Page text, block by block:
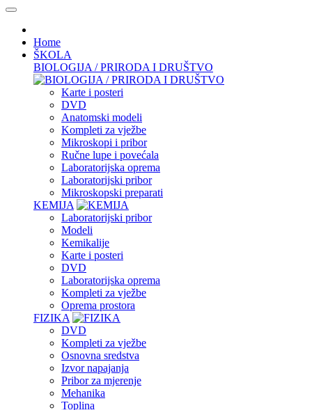
Home
ŠKOLA
BIOLOGIJA / PRIRODA I DRUŠTVO
Karte i posteri
DVD
Anatomski modeli
Kompleti za vježbe
Mikroskopi i pribor
Ručne lupe i povećala
Laboratorijska oprema
Laboratorijski pribor
Mikroskopski preparati
KEMIJA
Laboratorijski pribor
Modeli
Kemikalije
Karte i posteri
DVD
Laboratorijska oprema
Kompleti za vježbe
Oprema prostora
FIZIKA
DVD
Kompleti za vježbe
Osnovna sredstva
Izvor napajanja
Pribor za mjerenje
Mehanika
Toplina